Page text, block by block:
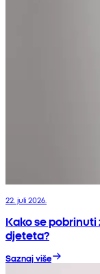
22. juli 2026.
Kako se
djeteta?
Saznaj više